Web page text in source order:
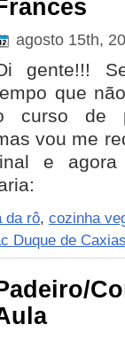
agosto 15th,
gente!!!
que
curso de
vou me
e agora
da rô, cozinha
Duque de